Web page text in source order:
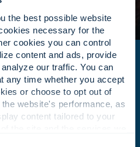
the best possible website
necessary for the
cookies you can control
content and ads, provide
our traffic. You can
any time whether you accept
or choose to opt out of
website's performance, as
content tailored to your